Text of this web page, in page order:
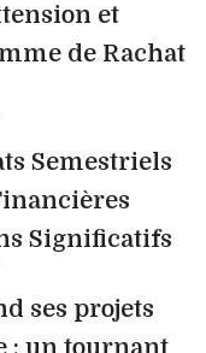
et
de Rachat
Semestriels
Significatifs
ses projets